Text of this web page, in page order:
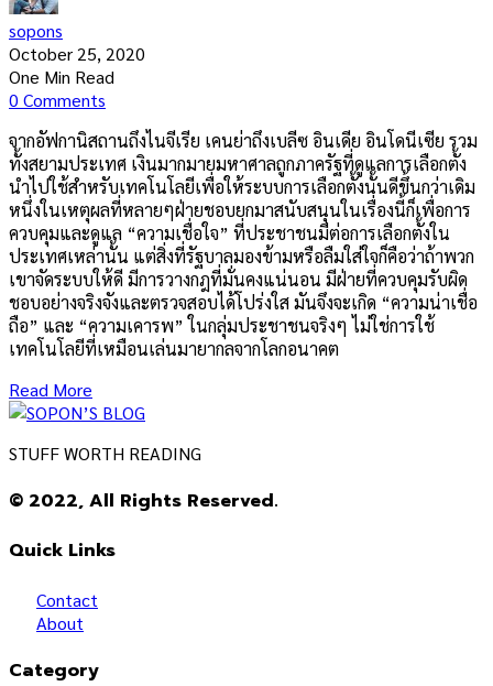
sopons
October 25, 2020
One Min Read
0 Comments
จากอัฟกานิสถานถึงไนจีเรีย เคนย่าถึงเบลีซ อินเดีย อินโดนีเซีย รวม
ทั้งสยามประเทศ เงินมากมายมหาศาลถูกภาครัฐที่ดูแลการเลือกตั้ง
นำไปใช้สำหรับเทคโนโลยีเพื่อให้ระบบการเลือกตั้งนั้นดีขึ้นกว่าเดิม
หนึ่งในเหตุผลที่หลายๆฝ่ายชอบยกมาสนับสนุนในเรื่องนี้ก็เพื่อการ
ควบคุมและดูแล “ความเชื่อใจ” ที่ประชาชนมีต่อการเลือกตั้งใน
ประเทศเหล่านั้น แต่สิ่งที่รัฐบาลมองข้ามหรือลืมใส่ใจก็คือว่าถ้าพวก
เขาจัดระบบให้ดี มีการวางกฎที่มั่นคงแน่นอน มีฝ่ายที่ควบคุมรับผิด
ชอบอย่างจริงจังและตรวจสอบได้โปร่งใส มันจึงจะเกิด “ความน่าเชื่อ
ถือ” และ “ความเคารพ” ในกลุ่มประชาชนจริงๆ ไม่ใช่การใช้
เทคโนโลยีที่เหมือนเล่นมายากลจากโลกอนาคต
Read More
STUFF WORTH READING
© 2022, All Rights Reserved.
Quick Links
Contact
About
Category